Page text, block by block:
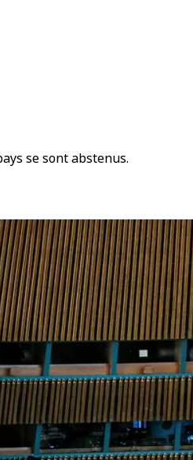
se sont abstenus.